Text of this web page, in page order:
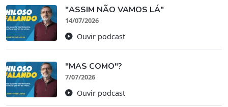
"ASSIM NÃO VAMOS LÁ"
14/07/2026
Ouvir podcast
"MAS COMO"?
7/07/2026
Ouvir podcast